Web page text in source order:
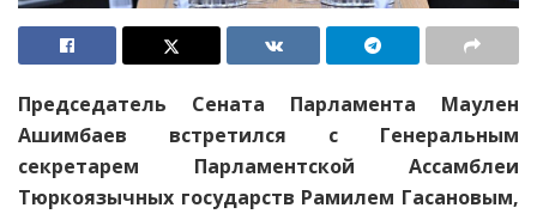
Председатель Сената Парламента Маулен
Ашимбаев встретился с Генеральным
секретарем Парламентской Ассамблеи
Тюркоязычных государств Рамилем Гасановым,